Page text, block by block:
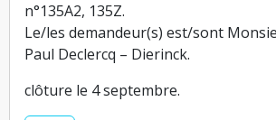
n°135A2, 135Z.
Le/les demandeur(s) est/sont
Paul Declercq – Dierinck.
clôture le 4 septembre.